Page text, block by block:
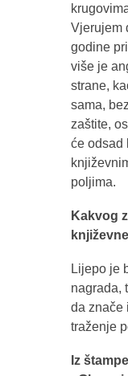
Vjerujem
godine
više je
strane,
sama,
zaštite,
će odsad
poljima.
Kakvog
Lijepo je
nagrada,
da znače
traženje
Iz